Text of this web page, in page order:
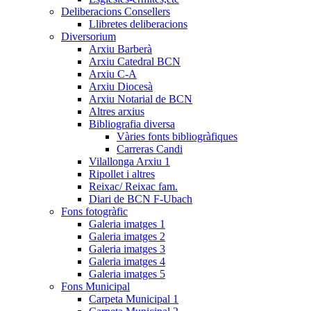
Deliberacions Consellers
Llibretes deliberacions
Diversorium
Arxiu Barberà
Arxiu Catedral BCN
Arxiu C-A
Arxiu Diocesà
Arxiu Notarial de BCN
Altres arxius
Bibliografia diversa
Vàries fonts bibliogràfiques
Carreras Candi
Vilallonga Arxiu 1
Ripollet i altres
Reixac/ Reixac fam.
Diari de BCN F-Ubach
Fons fotogràfic
Galeria imatges 1
Galeria imatges 2
Galeria imatges 3
Galeria imatges 4
Galeria imatges 5
Fons Municipal
Carpeta Municipal 1